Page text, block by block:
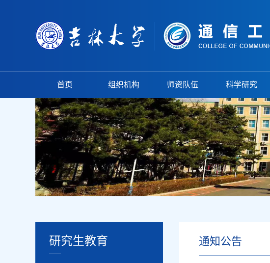
首页 组织机构 师资队伍 科学研究
研究生教育 通知公告